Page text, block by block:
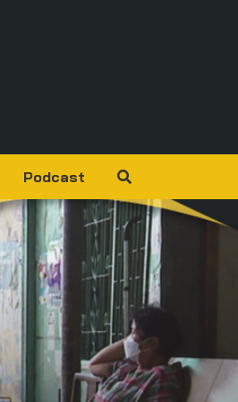
Podcast